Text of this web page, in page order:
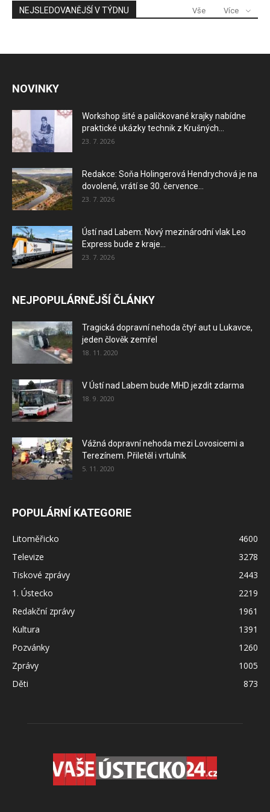
NEJSLEDOVANĚJŠÍ V TÝDNU Vše Více
NOVINKY
Workshop šité a paličkované krajky nabídne
praktické ukázky technik z Krušných...
23. 7. 2026
Redakce: Soňa Holingerová Hendrychová je na
dovolené, vrátí se 30. července...
23. 7. 2026
Ústí nad Labem: Nový mezinárodní vlak Leo
Express bude z kraje...
23. 7. 2026
NEJPOPULÁRNĚJŠÍ ČLÁNKY
Tragická dopravní nehoda čtyř aut u Lukavce,
jeden člověk zemřel
18. 11. 2020
V Ústí nad Labem bude MHD jezdit zdarma
18. 9. 2020
Vážná dopravní nehoda mezi Lovosicemi a
Terezínem. Přiletěl i vrtulník
5. 11. 2020
POPULÁRNÍ KATEGORIE
Litoměřicko
4600
Televize
3278
Tiskové zprávy
2443
1. Ústecko
2219
Redakční zprávy
1961
Kultura
1391
Pozvánky
1260
Zprávy
1005
Děti
873